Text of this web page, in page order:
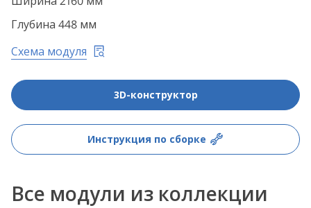
Глубина 448 мм
Схема модуля
3D-конструктор
Инструкция по сборке
Все модули из коллекции